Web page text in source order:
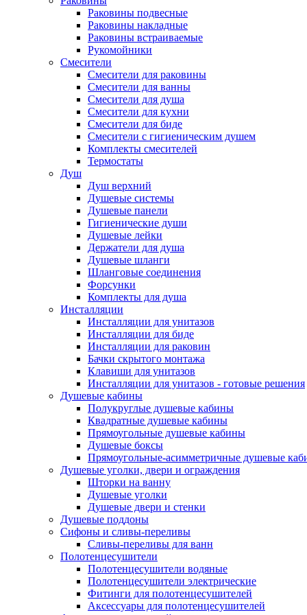
Раковины подвесные
Раковины накладные
Раковины встраиваемые
Рукомойники
Смесители
Смесители для раковины
Смесители для ванны
Смесители для душа
Смесители для кухни
Смесители для биде
Смесители с гигиеническим душем
Комплекты смесителей
Термостаты
Душ
Душ верхний
Душевые системы
Душевые панели
Гигиенические души
Душевые лейки
Держатели для душа
Душевые шланги
Шланговые соединения
Форсунки
Комплекты для душа
Инсталляции
Инсталляции для унитазов
Инсталляции для биде
Инсталляции для раковин
Бачки скрытого монтажа
Клавиши для унитазов
Инсталляции для унитазов - готовые решения
Душевые кабины
Полукруглые душевые кабины
Квадратные душевые кабины
Прямоугольные душевые кабины
Душевые боксы
Прямоугольные-асимметричные душевые
Душевые уголки, двери и ограждения
Шторки на ванну
Душевые уголки
Душевые двери и стенки
Душевые поддоны
Сифоны и сливы-переливы
Сливы-переливы для ванн
Полотенцесушители
Полотенцесушители водяные
Полотенцесушители электрические
Фитинги для полотенцесушителей
Аксессуары для полотенцесушителей